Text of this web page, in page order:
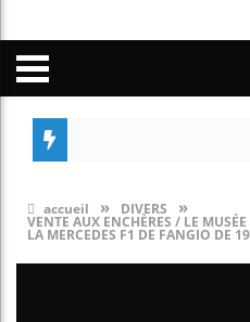
accueil » DIVERS »
VENTE AUX ENCHÈRES / LE
LA MERCEDES F1 DE FANGIO DE